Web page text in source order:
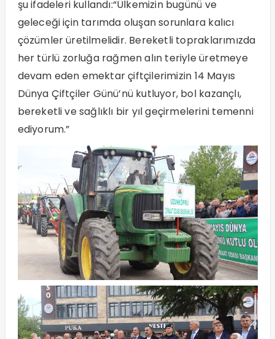
şu ifadeleri kullandı:“Ülkemizin bugünü ve
geleceği için tarımda oluşan sorunlara kalıcı
çözümler üretilmelidir. Bereketli topraklarımızda
her türlü zorluğa rağmen alın teriyle üretmeye
devam eden emektar çiftçilerimizin 14 Mayıs
Dünya Çiftçiler Günü’nü kutluyor, bol kazançlı,
bereketli ve sağlıklı bir yıl geçirmelerini temenni
ediyorum.”